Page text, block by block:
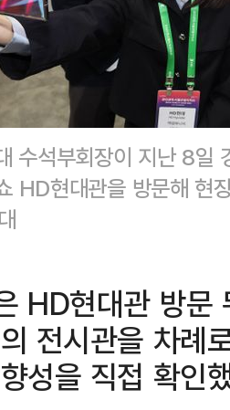
수석부회장이 지난 8
HD현대관을 방문해 현
HD현대관 방문
전시관을 차례
성을 직접 확인